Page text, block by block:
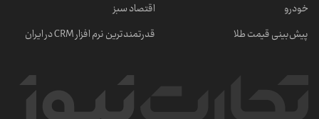
خودرو
پیش‌بینی قیمت طلا
اقتصاد سبز
قدرتمندترین نرم‌ افزار CRM در ایران